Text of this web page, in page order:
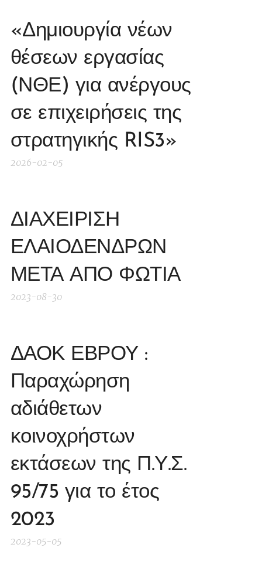
«Δημιουργία νέων
θέσεων εργασίας
(ΝΘΕ) για ανέργους
σε επιχειρήσεις της
στρατηγικής RIS3»
2026-02-05
ΔΙΑΧΕΙΡΙΣΗ
ΕΛΑΙΟΔΕΝΔΡΩΝ
ΜΕΤΑ ΑΠΟ ΦΩΤΙΑ
2023-08-30
ΔΑΟΚ ΕΒΡΟΥ :
Παραχώρηση
αδιάθετων
κοινοχρήστων
εκτάσεων της Π.Υ.Σ.
95/75 για το έτος
2023
2023-05-05